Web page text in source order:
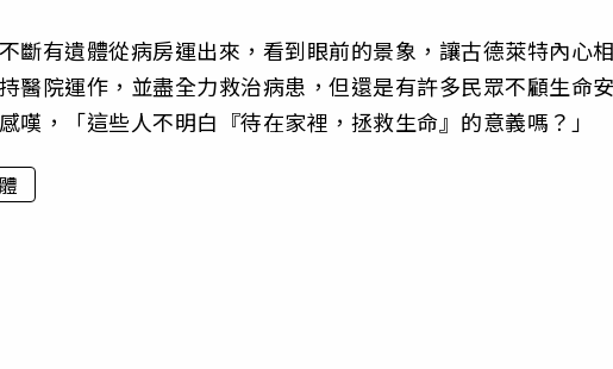
斷有遺體從病房運出來，看到眼前的景象，讓古德萊特內心
醫院運作，並盡全力救治病患，但還是有許多民眾不顧生命
嘆，「這些人不明白『待在家裡，拯救生命』的意義嗎？」